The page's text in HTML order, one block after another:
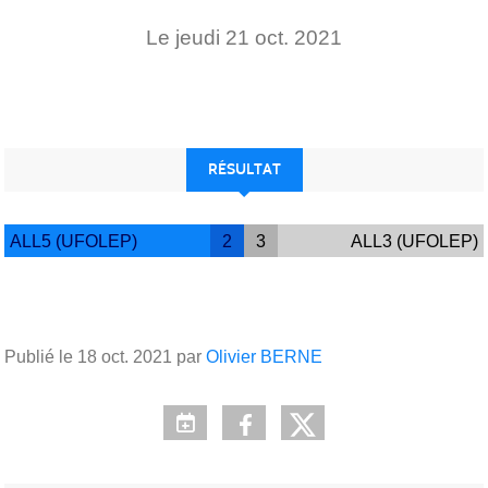
Le jeudi 21 oct. 2021
RÉSULTAT
ALL5 (UFOLEP) 2 3 ALL3 (UFOLEP)
Publié le 18 oct. 2021 par Olivier BERNE